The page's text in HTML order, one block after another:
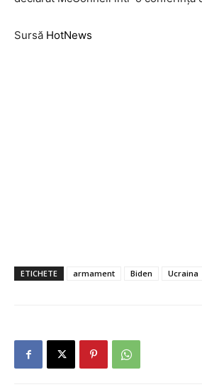
Sursă HotNews
ETICHETE armament Biden Ucraina